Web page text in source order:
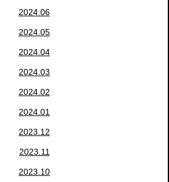
2024.06
2024.05
2024.04
2024.03
2024.02
2024.01
2023.12
2023.11
2023.10